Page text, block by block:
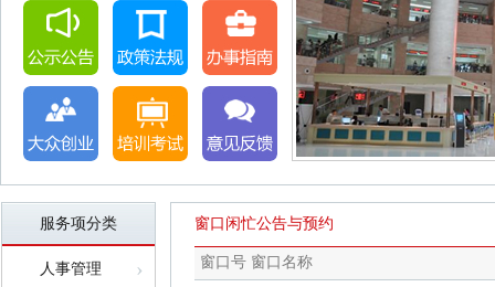
服务项分类
人事管理 ›
窗口闲忙公告与预约
窗口号 窗口名称
企业登记、申报、审核（二楼）
3号 企业审报、转移②（二楼）
4号 企业审报、转移③（二楼）